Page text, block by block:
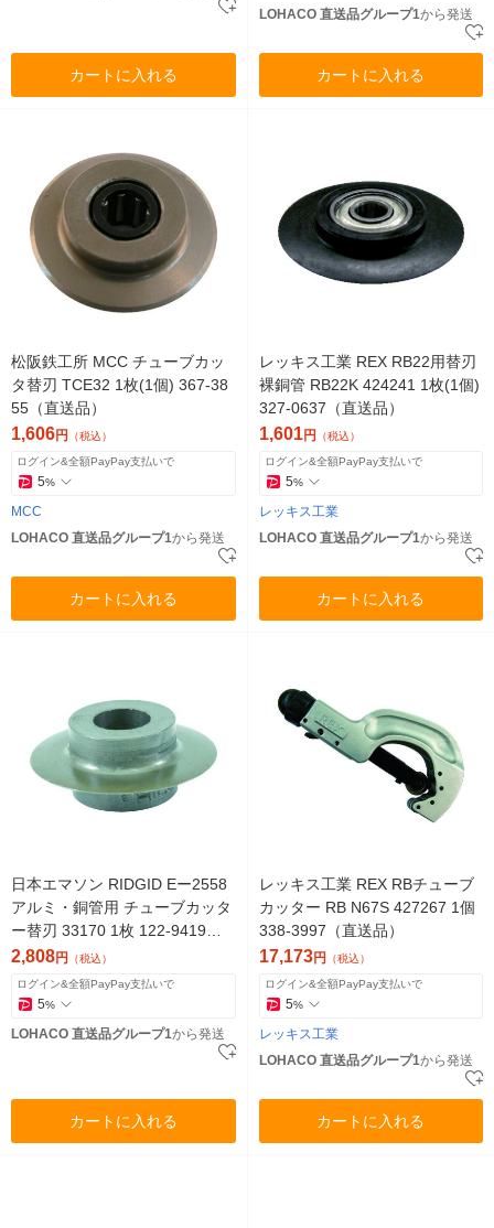
カートに入れる
LOHACO 直送品グループ1から発送
カートに入れる
松阪鉄工所 MCC チューブカッ
タ替刃 TCE32 1枚(1個) 367-38
55（直送品）
1,606円 （税込）
ログイン&全額PayPay支払いで
5%
MCC
LOHACO 直送品グループ1から発送
カートに入れる
レッキス工業 REX RB22用替刃
裸銅管 RB22K 424241 1枚(1個)
327-0637（直送品）
1,601円 （税込）
ログイン&全額PayPay支払いで
5%
レッキス工業
LOHACO 直送品グループ1から発送
カートに入れる
日本エマソン RIDGID Eー2558
アルミ・銅管用 チューブカッタ
ー替刃 33170 1枚 122-9419
（直送品）
2,808円 （税込）
ログイン&全額PayPay支払いで
5%
LOHACO 直送品グループ1から発送
カートに入れる
レッキス工業 REX RBチューブ
カッター RB N67S 427267 1個
338-3997（直送品）
17,173円 （税込）
ログイン&全額PayPay支払いで
5%
レッキス工業
LOHACO 直送品グループ1から発送
カートに入れる